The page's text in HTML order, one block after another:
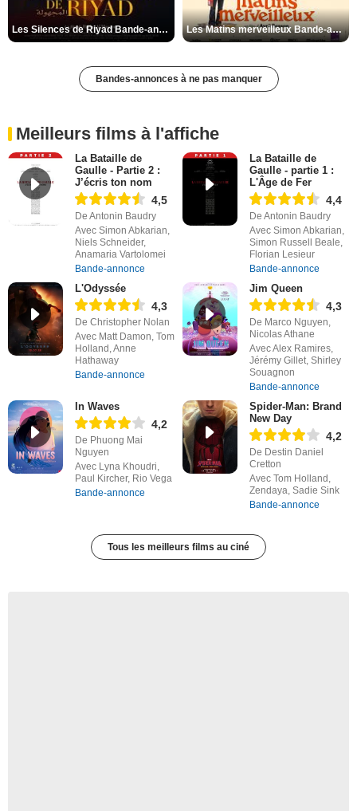
Les Silences de Riyad Bande-annonce VO STFR Les Matins merveilleux Bande-annonce VF
Bandes-annonces à ne pas manquer
Meilleurs films à l'affiche
La Bataille de
Gaulle - Partie 2 :
J’écris ton nom
4,5
De Antonin Baudry
Avec Simon Abkarian,
Niels Schneider,
Anamaria Vartolomei
Bande-annonce
La Bataille de
Gaulle - partie 1 :
L'Âge de Fer
4,4
De Antonin Baudry
Avec Simon Abkarian,
Simon Russell Beale,
Florian Lesieur
Bande-annonce
L'Odyssée
4,3
De Christopher Nolan
Avec Matt Damon, Tom
Holland, Anne
Hathaway
Bande-annonce
Jim Queen
4,3
De Marco Nguyen,
Nicolas Athane
Avec Alex Ramires,
Jérémy Gillet, Shirley
Souagnon
Bande-annonce
In Waves
4,2
De Phuong Mai
Nguyen
Avec Lyna Khoudri,
Paul Kircher, Rio Vega
Bande-annonce
Spider-Man: Brand
New Day
4,2
De Destin Daniel
Cretton
Avec Tom Holland,
Zendaya, Sadie Sink
Bande-annonce
Tous les meilleurs films au ciné